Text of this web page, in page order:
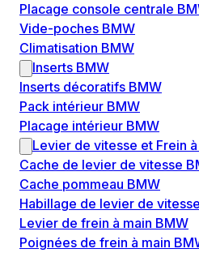
Placage console centrale
Vide-poches BMW
Climatisation BMW
Inserts BMW
Inserts décoratifs BMW
Pack intérieur BMW
Placage intérieur BMW
Levier de vitesse et Frein
Cache de levier de vitesse
Cache pommeau BMW
Habillage de levier de
Levier de frein à main BMW
Poignées de frein à main